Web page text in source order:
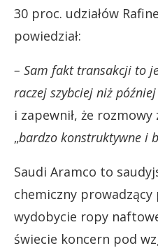
30 proc. udziałów
powiedział:
– Sam fakt transakcji to
raczej szybciej niż później
i zapewnił, że rozmowy
„bardzo konstruktywne i
Saudi Aramco to
chemiczny
wydobycie ropy
świecie koncern pod